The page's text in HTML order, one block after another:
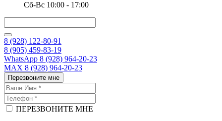
Сб-Вс 10:00 - 17:00
8 (928) 122-80-91
8 (905) 459-83-19
WhatsApp 8 (928) 964-20-23
MAX 8 (928) 964-20-23
Перезвоните мне
ПЕРЕЗВОНИТЕ МНЕ